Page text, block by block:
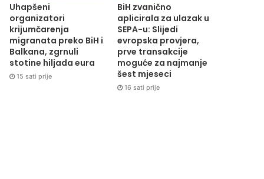
Uhapšeni
organizatori
krijumčarenja
migranata preko BiH i
Balkana, zgrnuli
stotine hiljada eura
15 sati prije
BiH zvanično
aplicirala za ulazak u
SEPA-u: Slijedi
evropska provjera,
prve transakcije
moguće za najmanje
šest mjeseci
16 sati prije